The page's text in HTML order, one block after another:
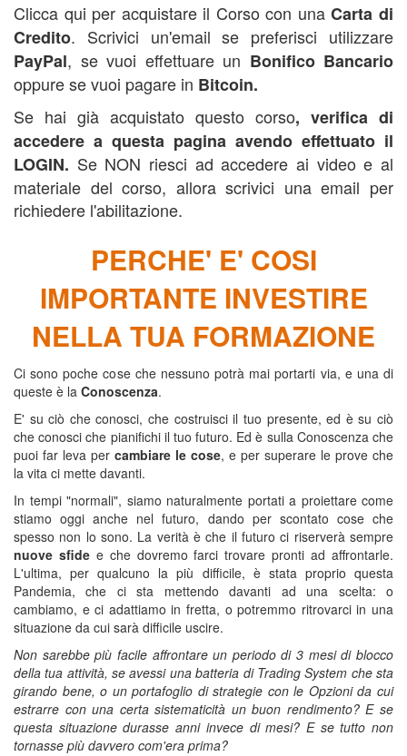
Clicca qui per acquistare il Corso con unaCarta di
Credito. Scrivici un'email se preferisci utilizzare
PayPal, se vuoi effettuare un Bonifico Bancario
oppure se vuoi pagare in Bitcoin.
Se hai già acquistato questo corso, verifica di
accedere a questa pagina avendo effettuato il
LOGIN. Se NON riesci ad accedere ai video e al
materiale del corso, allora scrivici una email per
richiedere l'abilitazione.
PERCHE' E' COSI
IMPORTANTE INVESTIRE
NELLA TUA FORMAZIONE
Ci sono poche cose che nessuno potrà mai portarti via, e una di
queste è la Conoscenza.
E' su ciò che conosci, che costruisci il tuo presente, ed è su ciò
che conosci che pianifichi il tuo futuro. Ed è sulla Conoscenza che
puoi far leva per cambiare le cose, e per superare le prove che
la vita ci mette davanti.
In tempi "normali", siamo naturalmente portati a proiettare come
stiamo oggi anche nel futuro, dando per scontato cose che
spesso non lo sono. La verità è che il futuro ci riserverà sempre
nuove sfidee che dovremo farci trovare pronti ad affrontarle.
L'ultima, per qualcuno la più difficile, è stata proprio questa
Pandemia, che ci sta mettendo davanti ad una scelta: o
cambiamo, e ci adattiamo in fretta, o potremmo ritrovarci in una
situazione da cui sarà difficile uscire.
Non sarebbe più facile affrontare un periodo di 3 mesi di blocco
della tua attività, se avessi una batteria di Trading System che sta
girando bene, o un portafoglio di strategie con le Opzioni da cui
estrarre con una certa sistematicità un buon rendimento? E se
questa situazione durasse anni invece di mesi? E se tutto non
tornasse più davvero com'era prima?